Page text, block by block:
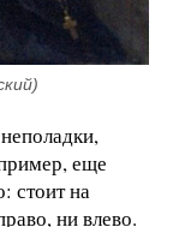
еще
стоит на
ни влево.